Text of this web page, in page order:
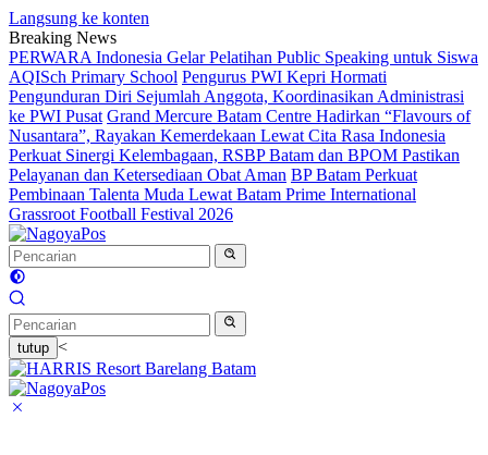
Langsung ke konten
Breaking News
PERWARA Indonesia Gelar Pelatihan Public Speaking untuk Siswa
AQISch Primary School Pengurus PWI Kepri Hormati
Pengunduran Diri Sejumlah Anggota, Koordinasikan Administrasi
ke PWI Pusat Grand Mercure Batam Centre Hadirkan “Flavours of
Nusantara”, Rayakan Kemerdekaan Lewat Cita Rasa Indonesia
Perkuat Sinergi Kelembagaan, RSBP Batam dan BPOM Pastikan
Pelayanan dan Ketersediaan Obat Aman BP Batam Perkuat
Pembinaan Talenta Muda Lewat Batam Prime International
Grassroot Football Festival 2026
tutup <